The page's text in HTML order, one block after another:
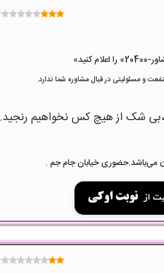
و مسئولیتی در قبال مشاوره شما ندارد.
،بی شک از هیچ کس نخواهیم رنجید.